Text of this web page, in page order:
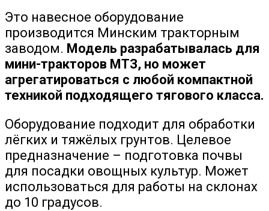
Это навесное оборудование
производится Минским тракторным
заводом. Модель разрабатывалась для
мини-тракторов МТЗ, но может
агрегатироваться с любой компактной
техникой подходящего тягового класса.
Оборудование подходит для обработки
лёгких и тяжёлых грунтов. Целевое
предназначение – подготовка почвы
для посадки овощных культур. Может
использоваться для работы на склонах
до 10 градусов.